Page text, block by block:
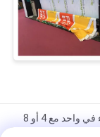
نموذج رقمي جديد نظام الطباعة النسيجية كل شيء في واحد مع 4 أو 8